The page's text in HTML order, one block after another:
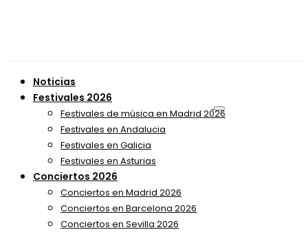
Noticias
Festivales 2026
Festivales de música en Madrid 2026
Festivales en Andalucia
Festivales en Galicia
Festivales en Asturias
Conciertos 2026
Conciertos en Madrid 2026
Conciertos en Barcelona 2026
Conciertos en Sevilla 2026